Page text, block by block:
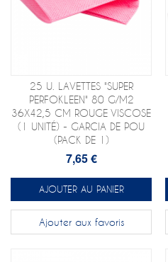
25 U. LAVETTES "SUPER
PERFOKLEEN" 80 G/M2
36X42,5 CM ROUGE VISCOSE
(1 UNITÉ) - GARCIA DE POU
(PACK DE 1)
7,65 €
AJOUTER AU PANIER
Ajouter aux favoris